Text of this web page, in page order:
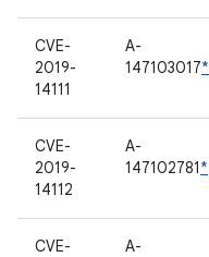
CVE-
2019-
14111
A-
147103017*
CVE-
2019-
14112
A-
147102781*
CVE-
A-